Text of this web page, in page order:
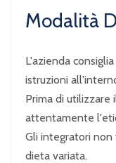
Modalità
L'azienda
istruzioni
Prima di
attentamente
Gli integratori
dieta variata.